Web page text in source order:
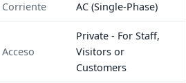
Corriente AC (Single-Phase)
Acceso
Private - For Staff,
Visitors or
Customers